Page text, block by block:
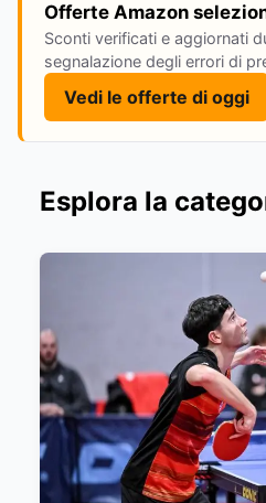
Offerte Amazon
Sconti verificati e aggiornati
segnalazione degli errori di
Vedi le offerte di oggi
Esplora la